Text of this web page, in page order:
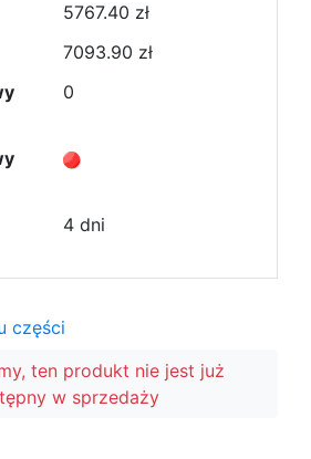
5767.40 zł
7093.90 zł
0
4 dni
części
ten produkt nie jest już
w sprzedaży